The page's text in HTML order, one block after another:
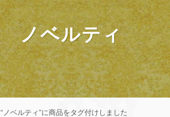
ノベルティ
“ノベルティ”に商品をタグ付けしました